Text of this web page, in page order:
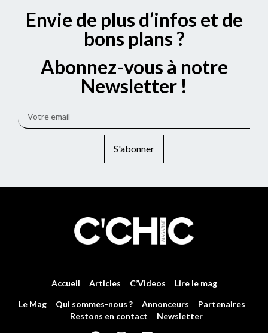
Envie de plus d’infos et de
bons plans ?
Abonnez-vous à notre
Newsletter !
S'abonner
Accueil Articles C’Videos Lire le mag
Le Mag Qui sommes-nous ? Annonceurs
Partenaires
Restons en contact
Newsletter